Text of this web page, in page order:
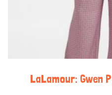
LaLamour: Gwen